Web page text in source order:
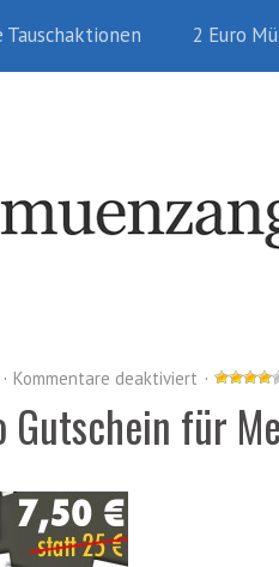
Tauschaktionen 2 Euro
Kommentare deaktiviert
Gutschein für